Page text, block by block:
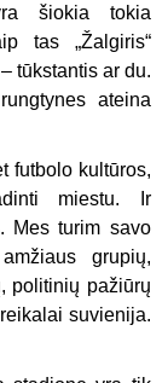
šiokia tokia
tas „Žalgiris“
tūkstantis ar du.
ateina
futbolo kultūros,
miestu. Ir
Mes turim savo
grupių,
politinių pažiūrų
suvienija.